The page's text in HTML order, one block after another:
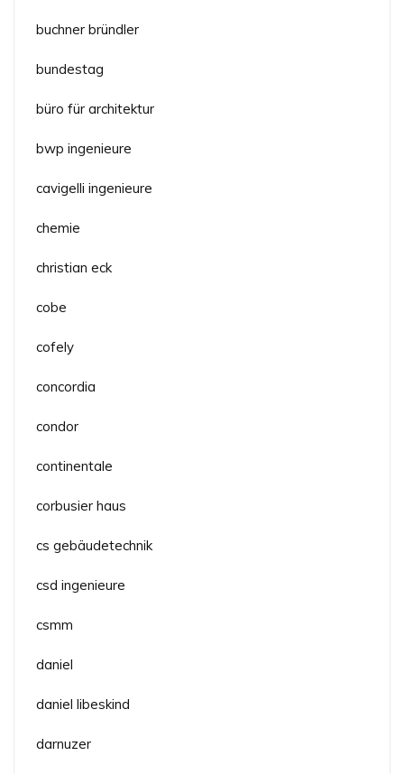
buchner bründler
bundestag
büro für architektur
bwp ingenieure
cavigelli ingenieure
chemie
christian eck
cobe
cofely
concordia
condor
continentale
corbusier haus
cs gebäudetechnik
csd ingenieure
csmm
daniel
daniel libeskind
darnuzer